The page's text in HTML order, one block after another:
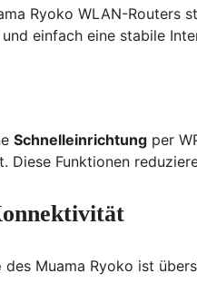
Ryoko WLAN-Routers
einfach eine stabile
Schnelleinrichtung per
Funktionen
des Muama Ryoko ist